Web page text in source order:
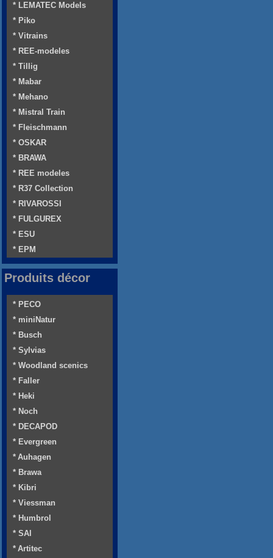
* LEMATEC Models
* Piko
* Vitrains
* REE-modeles
* Tillig
* Mabar
* Mehano
* Mistral Train
* Fleischmann
* OSKAR
* BRAWA
* REE modeles
* R37 Collection
* RIVAROSSI
* FULGUREX
* ESU
* EPM
Produits décor
* PECO
* miniNatur
* Busch
* Sylvias
* Woodland scenics
* Faller
* Heki
* Noch
* DECAPOD
* Evergreen
* Auhagen
* Brawa
* Kibri
* Viessman
* Humbrol
* SAI
* Artitec